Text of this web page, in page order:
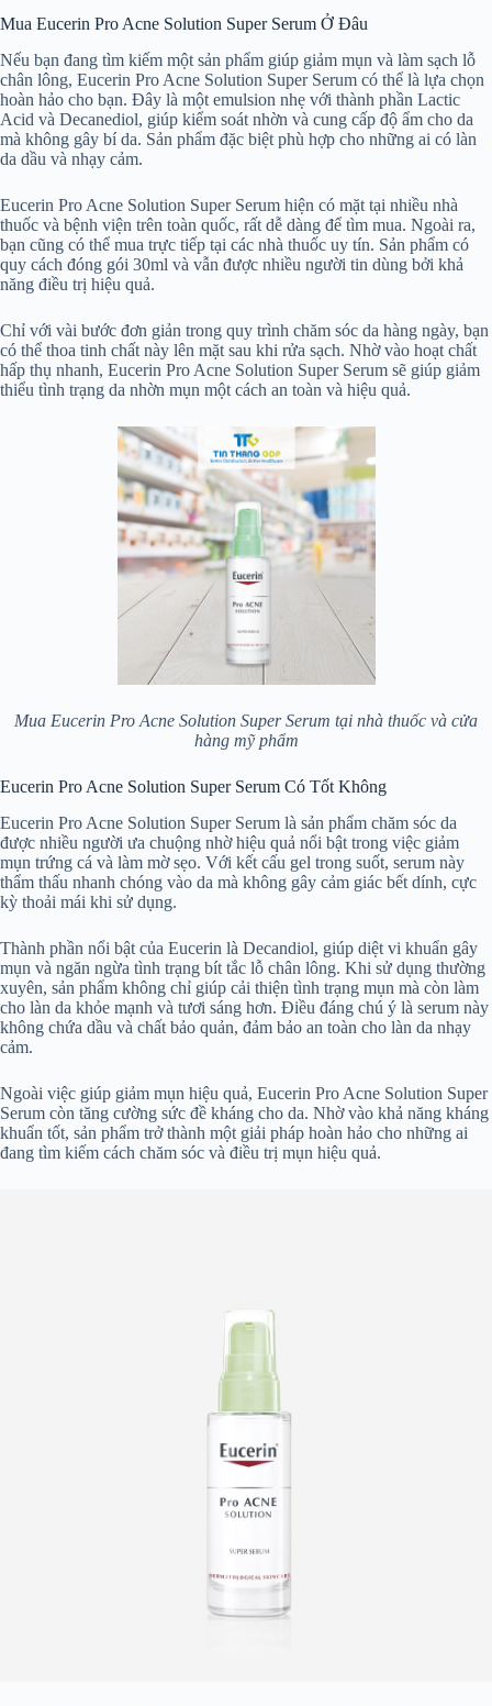
Mua Eucerin Pro Acne Solution Super Serum Ở Đâu
Nếu bạn đang tìm kiếm một sản phẩm giúp giảm mụn và làm sạch lỗ
chân lông, Eucerin Pro Acne Solution Super Serum có thể là lựa chọn
hoàn hảo cho bạn. Đây là một emulsion nhẹ với thành phần Lactic
Acid và Decanediol, giúp kiểm soát nhờn và cung cấp độ ẩm cho da
mà không gây bí da. Sản phẩm đặc biệt phù hợp cho những ai có làn
da dầu và nhạy cảm.
Eucerin Pro Acne Solution Super Serum hiện có mặt tại nhiều nhà
thuốc và bệnh viện trên toàn quốc, rất dễ dàng để tìm mua. Ngoài ra,
bạn cũng có thể mua trực tiếp tại các nhà thuốc uy tín. Sản phẩm có
quy cách đóng gói 30ml và vẫn được nhiều người tin dùng bởi khả
năng điều trị hiệu quả.
Chỉ với vài bước đơn giản trong quy trình chăm sóc da hàng ngày, bạn
có thể thoa tinh chất này lên mặt sau khi rửa sạch. Nhờ vào hoạt chất
hấp thụ nhanh, Eucerin Pro Acne Solution Super Serum sẽ giúp giảm
thiểu tình trạng da nhờn mụn một cách an toàn và hiệu quả.
Mua Eucerin Pro Acne Solution Super Serum tại nhà thuốc và cửa
hàng mỹ phẩm
Eucerin Pro Acne Solution Super Serum Có Tốt Không
Eucerin Pro Acne Solution Super Serum là sản phẩm chăm sóc da
được nhiều người ưa chuộng nhờ hiệu quả nổi bật trong việc giảm
mụn trứng cá và làm mờ sẹo. Với kết cấu gel trong suốt, serum này
thẩm thấu nhanh chóng vào da mà không gây cảm giác bết dính, cực
kỳ thoải mái khi sử dụng.
Thành phần nổi bật của Eucerin là Decandiol, giúp diệt vi khuẩn gây
mụn và ngăn ngừa tình trạng bít tắc lỗ chân lông. Khi sử dụng thường
xuyên, sản phẩm không chỉ giúp cải thiện tình trạng mụn mà còn làm
cho làn da khỏe mạnh và tươi sáng hơn. Điều đáng chú ý là serum này
không chứa dầu và chất bảo quản, đảm bảo an toàn cho làn da nhạy
cảm.
Ngoài việc giúp giảm mụn hiệu quả, Eucerin Pro Acne Solution Super
Serum còn tăng cường sức đề kháng cho da. Nhờ vào khả năng kháng
khuẩn tốt, sản phẩm trở thành một giải pháp hoàn hảo cho những ai
đang tìm kiếm cách chăm sóc và điều trị mụn hiệu quả.